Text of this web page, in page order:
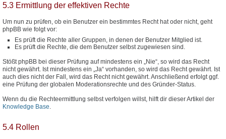
5.3 Ermittlung der effektiven Rechte
Um nun zu prüfen, ob ein Benutzer ein bestimmtes Recht hat oder nicht, geht
phpBB wie folgt vor:
Es prüft die Rechte aller Gruppen, in denen der Benutzer Mitglied ist.
Es prüft die Rechte, die dem Benutzer selbst zugewiesen sind.
Stößt phpBB bei dieser Prüfung auf mindestens ein „Nie“, so wird das Recht
nicht gewährt. Ist mindestens ein „Ja“ vorhanden, so wird das Recht gewährt. Ist
auch dies nicht der Fall, wird das Recht nicht gewährt. Anschließend erfolgt ggf.
eine Prüfung der globalen Moderationsrechte und des Gründer-Status.
Wenn du die Rechteermittlung selbst verfolgen willst, hilft dir dieser Artikel der
Knowledge Base.
5.4 Rollen